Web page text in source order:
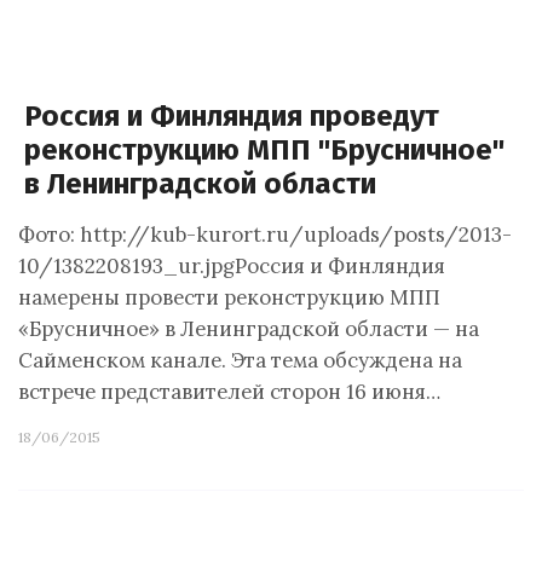
Россия и Финляндия проведут
реконструкцию МПП "Брусничное"
в Ленинградской области
Фото: http://kub-kurort.ru/uploads/posts/2013-
10/1382208193_ur.jpgРоссия и Финляндия
намерены провести реконструкцию МПП
«Брусничное» в Ленинградской области — на
Сайменском канале. Эта тема обсуждена на
встрече представителей сторон 16 июня…
18/06/2015